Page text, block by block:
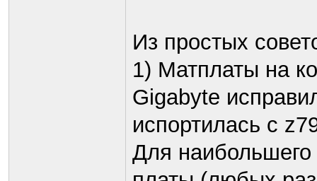
Из простых
1) Матплаты на
Gigabyte
испортилась с
Для наибольшего